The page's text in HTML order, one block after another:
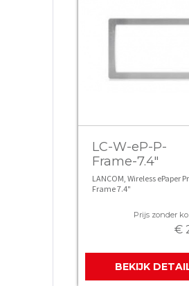
LC-W-eP-P-
Frame-7.4"
LANCOM, Wireless ePaper
Frame 7.4"
Prijs zonder
€
BEKIJK